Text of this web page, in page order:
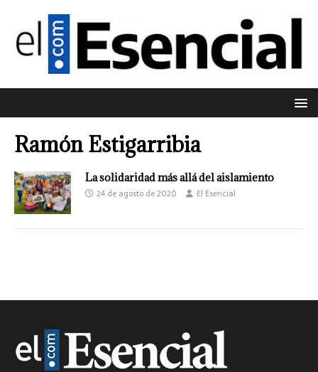
Ramón Estigarribia
La solidaridad más allá del aislamiento
24 de agosto de 2020 El Esencial